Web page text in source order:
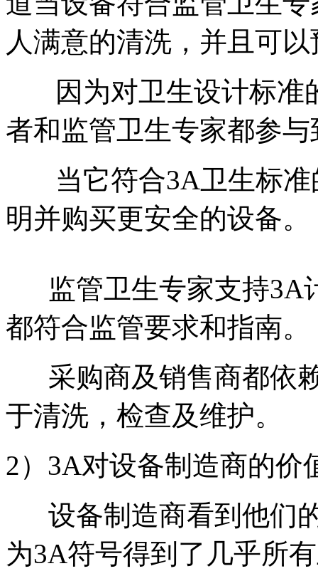
人满意的清洗，并且可
因为对卫生设计标准
者和监管卫生专家都参
当它符合3A卫生标准
明并购买更安全的设备。
监管卫生专家支持3A
都符合监管要求和指南。
采购商及销售商都依
于清洗，检查及维护。
2）3A对设备制造商的价
设备制造商看到他们
为3A符号得到了几乎所